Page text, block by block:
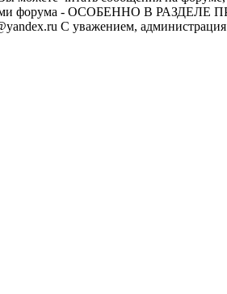
форума - ОСОБЕННО В
С уважением,